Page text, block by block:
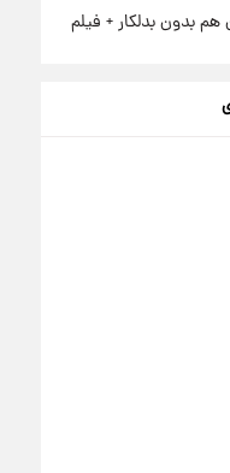
هم بدون بدلکار + فیلم